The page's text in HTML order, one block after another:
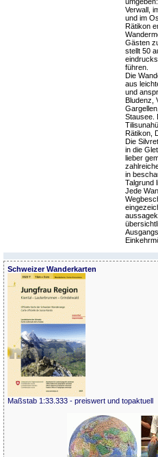
Verwall,
und im
Rätikon
Gästen
stellt 50
führen.
Die
aus
und
Bludenz,
Stausee.
Rätikon,
Die
in die
lieber
in
Talgrund
Jede
Schweizer Wanderkarten
Maßstab 1:33.333 - preiswert und topaktuell